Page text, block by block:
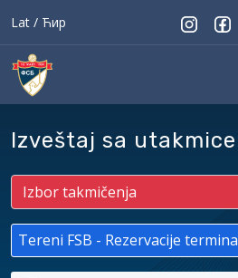
Lat / Ћир
Izveštaj sa utakmice
Tereni FSB - Rezervacije termina